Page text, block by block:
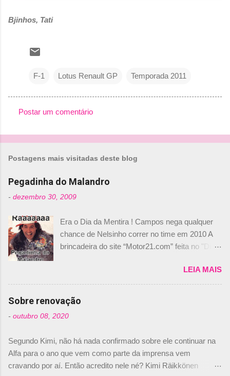
Bjinhos, Tati
F-1 Lotus Renault GP Temporada 2011
o
n
t
r
i
o
Postar um comentário
Postagens mais visitadas deste blog
Pegadinha do Malandro
- dezembro 30, 2009
Era o Dia da Mentira ! Campos nega qualquer
chance de Nelsinho correr no time em 2010 A
brincadeira do site “Motor21.com” feita no "Día
de abril –, afirmando que Nelson Piquet havia
comprado 15% das ações da Campos, dando,
com isso, um lugar no time a Nelsinho Piquet,
foi esclarecida de uma vez por todas por
Daniele Audetto, diretor da escuderia. O
não será o companheiro de Bruno Senna em
2010. "Na verdade, nós recebemos uma oferta
de Piquet", admitiu Audetto. “Mas depois de ter
LEIA MAIS
Sobre renovação
- outubro 08, 2020
Segundo Kimi, não há nada confirmado sobre ele continuar na
Alfa para o ano que vem como parte da imprensa vem
cravando por aí. Então acredito nele né? Kimi Räikkönen